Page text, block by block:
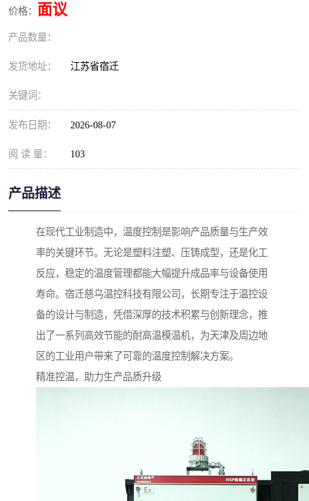
价格： 面议
产品数量：
发货地址： 江苏省宿迁
关键词：
发布日期： 2026-08-07
阅 读 量： 103
产品描述
在现代工业制造中，温度控制是影响产品质量与生产效
率的关键环节。无论是塑料注塑、压铸成型，还是化工
反应，稳定的温度管理都能大幅提升成品率与设备使用
寿命。宿迁慈乌温控科技有限公司，长期专注于温控设
备的设计与制造，凭借深厚的技术积累与创新理念，推
出了一系列高效节能的耐高温模温机，为天津及周边地
区的工业用户带来了可靠的温度控制解决方案。
精准控温，助力生产品质升级